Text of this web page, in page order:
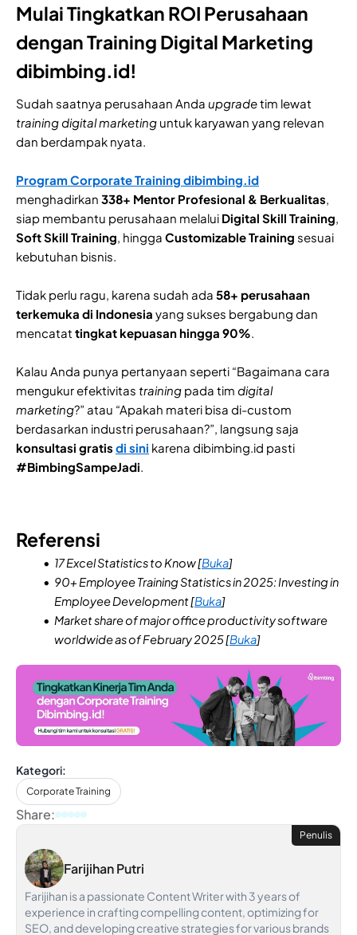
Mulai Tingkatkan ROI Perusahaan
dengan Training Digital Marketing
dibimbing.id!
Sudah saatnya perusahaan Anda upgradetim lewat
training digital marketing untuk karyawan yang relevan
dan berdampak nyata.
Program Corporate Training dibimbing.id
menghadirkan 338+ Mentor Profesional & Berkualitas,
siap membantu perusahaan melalui Digital Skill Training,
Soft Skill Training, hingga Customizable Training sesuai
kebutuhan bisnis.
Tidak perlu ragu, karena sudah ada 58+ perusahaan
terkemuka di Indonesia yang sukses bergabung dan
mencatat tingkat kepuasan hingga 90%.
Kalau Anda punya pertanyaan seperti “Bagaimana cara
mengukur efektivitas training pada tim digital
marketing?” atau “Apakah materi bisa di-custom
berdasarkan industri perusahaan?”, langsung saja
konsultasi gratis di sini karena dibimbing.id pasti
#BimbingSampeJadi.
Referensi
17 Excel Statistics to Know [Buka]
90+ Employee Training Statistics in 2025: Investing in
Employee Development [Buka]
Market share of major office productivity software
worldwide as of February 2025 [Buka]
Kategori:
Corporate Training
Share:
Penulis
Farijihan Putri
Farijihan is a passionate Content Writer with 3 years of
experience in crafting compelling content, optimizing for
SEO, and developing creative strategies for various brands